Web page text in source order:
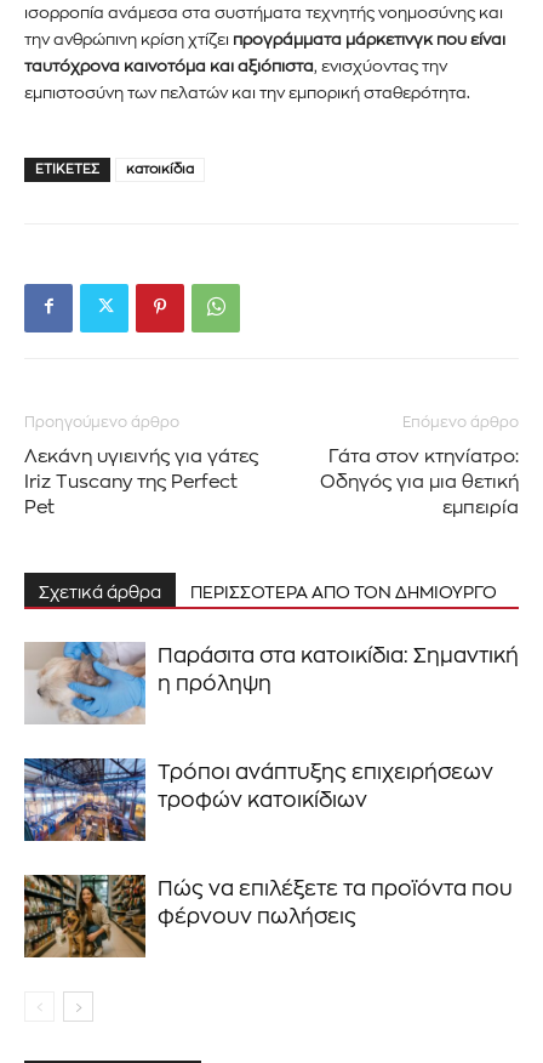
ισορροπία ανάμεσα στα συστήματα τεχνητής νοημοσύνης και
την ανθρώπινη κρίση χτίζει προγράμματα μάρκετινγκ που είναι
ταυτόχρονα καινοτόμα και αξιόπιστα, ενισχύοντας την
εμπιστοσύνη των πελατών και την εμπορική σταθερότητα.
ΕΤΙΚΈΤΕΣ κατοικίδια
Προηγούμενο άρθρο
Λεκάνη υγιεινής για γάτες
Iriz Tuscany της Perfect
Pet
Επόμενο άρθρο
Γάτα στον κτηνίατρο:
Οδηγός για μια θετική
εμπειρία
Σχετικά άρθρα ΠΕΡΙΣΣΟΤΕΡΑ ΑΠΟ ΤΟΝ ΔΗΜΙΟΥΡΓΟ
Παράσιτα στα κατοικίδια: Σημαντική
η πρόληψη
Τρόποι ανάπτυξης επιχειρήσεων
τροφών κατοικίδιων
Πώς να επιλέξετε τα προϊόντα που
φέρνουν πωλήσεις